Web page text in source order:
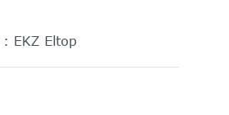
EKZ Eltop